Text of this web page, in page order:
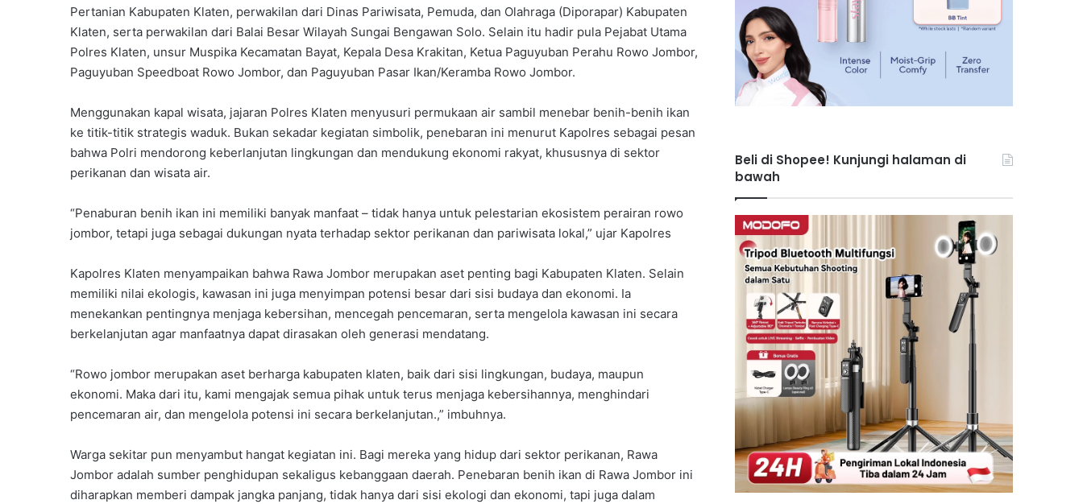
Pertanian Kabupaten Klaten, perwakilan dari Dinas Pariwisata, Pemuda, dan Olahraga (Diporapar) Kabupaten
Klaten, serta perwakilan dari Balai Besar Wilayah Sungai Bengawan Solo. Selain itu hadir pula Pejabat Utama
Polres Klaten, unsur Muspika Kecamatan Bayat, Kepala Desa Krakitan, Ketua Paguyuban Perahu Rowo Jombor,
Paguyuban Speedboat Rowo Jombor, dan Paguyuban Pasar Ikan/Keramba Rowo Jombor.
Menggunakan kapal wisata, jajaran Polres Klaten menyusuri permukaan air sambil menebar benih-benih ikan
ke titik-titik strategis waduk. Bukan sekadar kegiatan simbolik, penebaran ini menurut Kapolres sebagai pesan
bahwa Polri mendorong keberlanjutan lingkungan dan mendukung ekonomi rakyat, khususnya di sektor
perikanan dan wisata air.
“Penaburan benih ikan ini memiliki banyak manfaat – tidak hanya untuk pelestarian ekosistem perairan rowo
jombor, tetapi juga sebagai dukungan nyata terhadap sektor perikanan dan pariwisata lokal,” ujar Kapolres
Kapolres Klaten menyampaikan bahwa Rawa Jombor merupakan aset penting bagi Kabupaten Klaten. Selain
memiliki nilai ekologis, kawasan ini juga menyimpan potensi besar dari sisi budaya dan ekonomi. Ia
menekankan pentingnya menjaga kebersihan, mencegah pencemaran, serta mengelola kawasan ini secara
berkelanjutan agar manfaatnya dapat dirasakan oleh generasi mendatang.
“Rowo jombor merupakan aset berharga kabupaten klaten, baik dari sisi lingkungan, budaya, maupun
ekonomi. Maka dari itu, kami mengajak semua pihak untuk terus menjaga kebersihannya, menghindari
pencemaran air, dan mengelola potensi ini secara berkelanjutan.,” imbuhnya.
Warga sekitar pun menyambut hangat kegiatan ini. Bagi mereka yang hidup dari sektor perikanan, Rawa
Jombor adalah sumber penghidupan sekaligus kebanggaan daerah. Penebaran benih ikan di Rawa Jombor ini
diharapkan memberi dampak jangka panjang, tidak hanya dari sisi ekologi dan ekonomi, tapi juga dalam
Beli di Shopee! Kunjungi halaman di
bawah